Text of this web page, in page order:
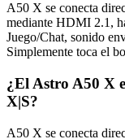
A50 X se conecta
mediante HDMI 2.1,
Juego/Chat, sonido
Simplemente toca el
¿El Astro A50 X
X|S?
A50 X se conecta